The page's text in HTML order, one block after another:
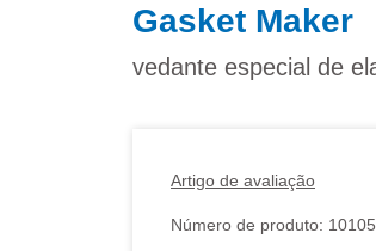
Gasket Maker
vedante especial de
Artigo de avaliação
Número de produto: